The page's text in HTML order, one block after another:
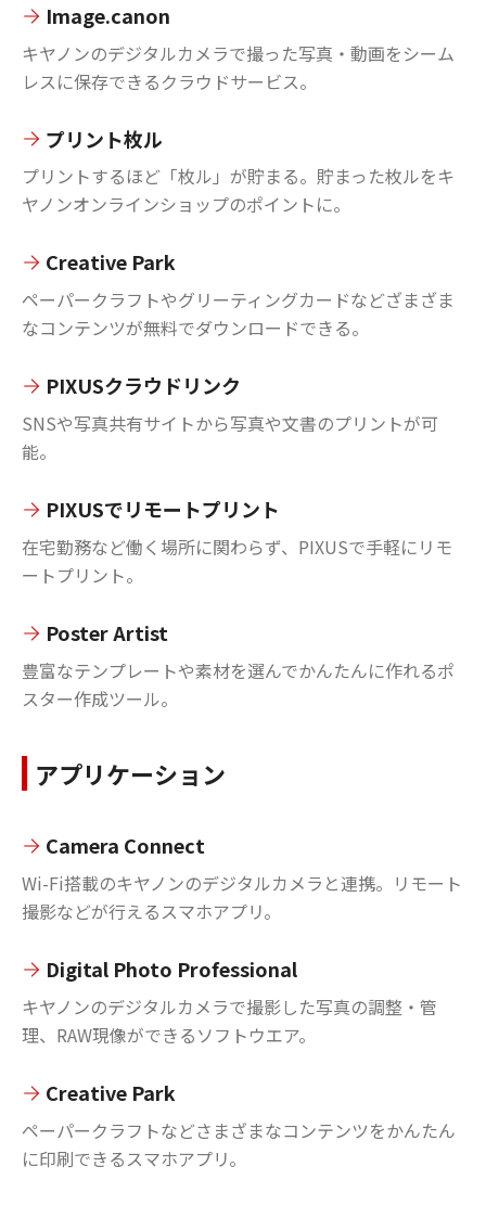
Image.canon
キヤノンのデジタルカメラで撮った写真・動画をシーム
レスに保存できるクラウドサービス。
プリント枚ル
プリントするほど「枚ル」が貯まる。貯まった枚ルをキ
ヤノンオンラインショップのポイントに。
Creative Park
ペーパークラフトやグリーティングカードなどざまざま
なコンテンツが無料でダウンロードできる。
PIXUSクラウドリンク
SNSや写真共有サイトから写真や文書のプリントが可
能。
PIXUSでリモートプリント
在宅勤務など働く場所に関わらず、PIXUSで手軽にリモ
ートプリント。
Poster Artist
豊富なテンプレートや素材を選んでかんたんに作れるポ
スター作成ツール。
アプリケーション
Camera Connect
Wi-Fi搭載のキヤノンのデジタルカメラと連携。リモート
撮影などが行えるスマホアプリ。
Digital Photo Professional
キヤノンのデジタルカメラで撮影した写真の調整・管
理、RAW現像ができるソフトウエア。
Creative Park
ペーパークラフトなどさまざまなコンテンツをかんたん
に印刷できるスマホアプリ。